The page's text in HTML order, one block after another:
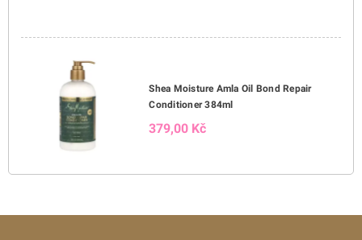
Shea Moisture Amla Oil Bond Repair
Conditioner 384ml
379,00 Kč